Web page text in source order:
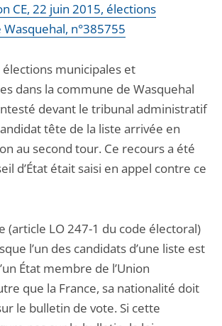
CE, 22 juin 2015, élections
n°385755
municipales et
dans la commune de Wasquehal
devant le tribunal administratif
tête de la liste arrivée en
au second tour. Ce recours a été
d’État était saisi en appel contre ce
(article LO 247-1 du code électoral)
l’un des candidats d’une liste est
État membre de l’Union
que la France, sa nationalité doit
le bulletin de vote. Si cette